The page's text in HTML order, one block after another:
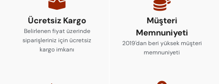
Ücretsiz Kargo
Belirlenen fiyat üzerinde
siparişleriniz için ücretsiz
kargo imkanı
Müşteri
Memnuniyeti
2019'dan beri yüksek müşteri
memnuniyeti